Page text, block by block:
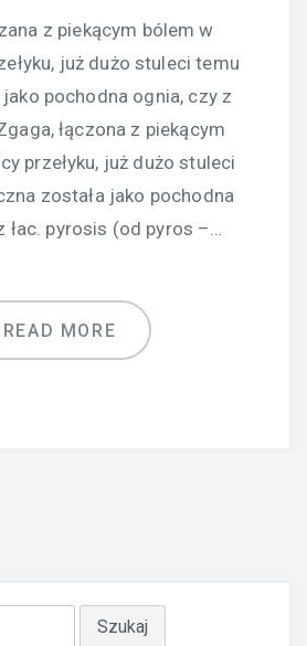
z piekącym bólem w
już dużo stuleci temu
jako pochodna ognia, czy z
łączona z piekącym
przełyku, już dużo stuleci
została jako pochodna
łac. pyrosis (od pyros –…
READ MORE